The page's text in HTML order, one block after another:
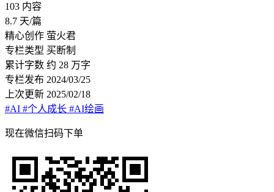
103 内容
8.7 天/篇
精心创作 萤火君
专栏类型 买断制
累计字数 约 28 万字
专栏发布 2024/03/25
上次更新 2025/02/18
#AI #个人成长 #AI绘画
现在微信扫码下单